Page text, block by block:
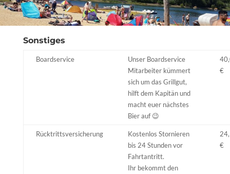
Sonstiges
Boardservice
Unser Boardservice
Mitarbeiter kümmert
sich um das Grillgut,
hilft dem Kapitän und
macht euer nächstes
Bier auf 😉
€
Rücktrittsversicherung
Kostenlos Stornieren
bis 24 Stunden vor
Fahrtantritt.
Ihr bekommt den
€